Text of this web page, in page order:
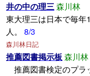
井の中の理三森川林
東大理三は日本で毎年
人。 8/3
森川林日記
推薦図書掲示板森川林
推薦図書検定のプラ